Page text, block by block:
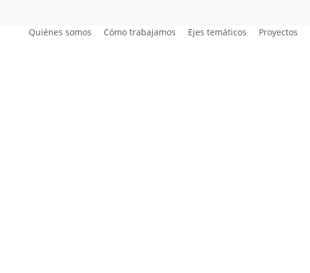
Quiénes somos Cómo trabajamos Ejes temáticos Proyectos